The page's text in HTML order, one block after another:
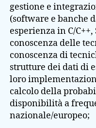
gestione e
(software e banche
esperienza in C/
conoscenza delle
conoscenza di
strutture dei dati di
loro
calcolo della
disponibilità a
nazionale/europeo;